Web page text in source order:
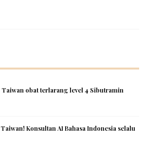
obat terlarang level 4 Sibutramin
Konsultan AI Bahasa Indonesia selalu